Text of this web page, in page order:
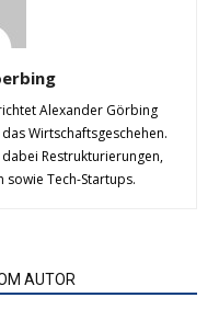
Alexander Görbing
Wirtschaftsgeschehen.
Restrukturierungen,
sowie Tech-Startups.
AUTOR